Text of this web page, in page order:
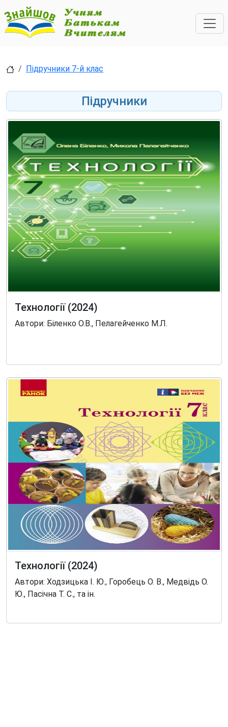
Підручники 7-й клас
Підручники
Технології (2024)
Автори: Біленко О.В., Пелагейченко М.Л.
Технології (2024)
Автори: Ходзицька І. Ю., Горобець О. В., Медвідь О.
Ю., Пасічна Т. С., та ін.